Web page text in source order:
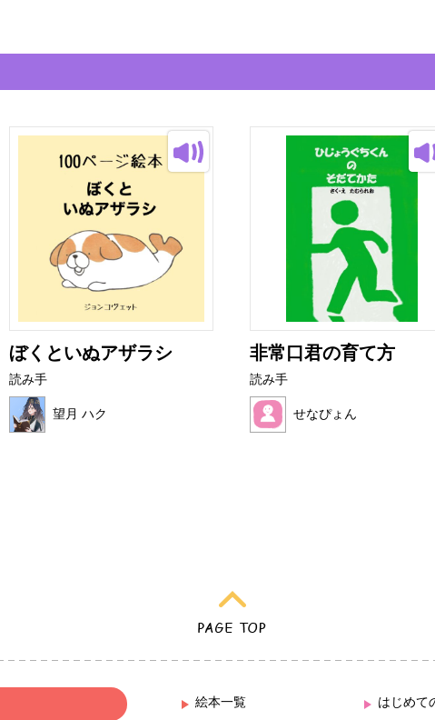
ぼくといぬアザラシ
読み手
望月 ハク
非常口君の育て方
読み手
せなぴょん
絵本一覧 はじめて